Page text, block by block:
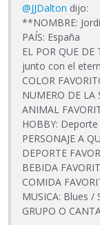
@JJDalton dijo:
**NOMBRE:
PAÍS: España
EL POR QUE
junto con el
COLOR
NUMERO DE LA
ANIMAL
HOBBY:
PERSONAJE A
DEPORTE
BEBIDA
COMIDA
MUSICA: Blues /
GRUPO O